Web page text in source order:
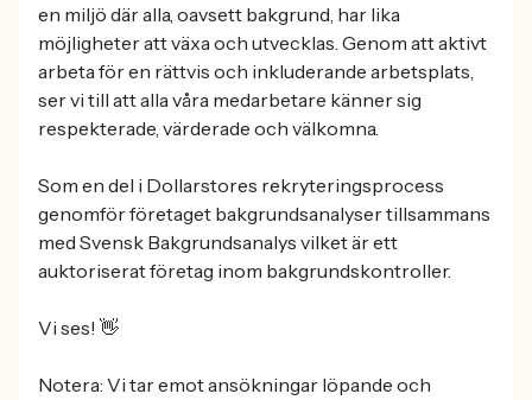
en miljö där alla, oavsett bakgrund, har lika
möjligheter att växa och utvecklas. Genom att aktivt
arbeta för en rättvis och inkluderande arbetsplats,
ser vi till att alla våra medarbetare känner sig
respekterade, värderade och välkomna.
Som en del i Dollarstores rekryteringsprocess
genomför företaget bakgrundsanalyser tillsammans
med Svensk Bakgrundsanalys vilket är ett
auktoriserat företag inom bakgrundskontroller.
Vi ses! 👋
Notera: Vi tar emot ansökningar löpande och